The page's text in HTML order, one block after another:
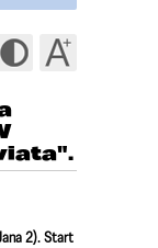
2). Start